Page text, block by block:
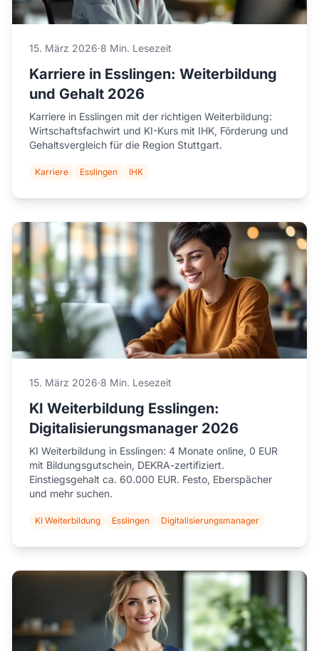
15. März 2026·8 Min. Lesezeit
Karriere in Esslingen: Weiterbildung
und Gehalt 2026
Karriere in Esslingen mit der richtigen Weiterbildung:
Wirtschaftsfachwirt und KI-Kurs mit IHK, Förderung und
Gehaltsvergleich für die Region Stuttgart.
Karriere Esslingen IHK
15. März 2026·8 Min. Lesezeit
KI Weiterbildung Esslingen:
Digitalisierungsmanager 2026
KI Weiterbildung in Esslingen: 4 Monate online, 0 EUR
mit Bildungsgutschein, DEKRA-zertifiziert.
Einstiegsgehalt ca. 60.000 EUR. Festo, Eberspächer
und mehr suchen.
KI Weiterbildung Esslingen Digitalisierungsmanager